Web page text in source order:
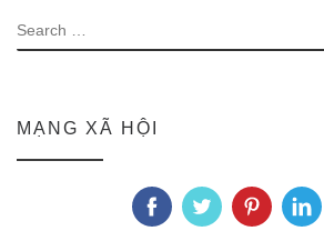
SEARCH
MẠNG XÃ HỘI